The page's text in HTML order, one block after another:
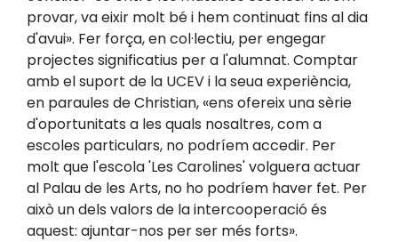
provar, va eixir molt bé i hem continuat fins al dia
d'avui». Fer força, en col·lectiu, per engegar
projectes significatius per a l'alumnat. Comptar
amb el suport de la UCEV i la seua experiència,
en paraules de Christian, «ens ofereix una sèrie
d'oportunitats a les quals nosaltres, com a
escoles particulars, no podríem accedir. Per
molt que l'escola 'Les Carolines' volguera actuar
al Palau de les Arts, no ho podríem haver fet. Per
això un dels valors de la intercooperació és
aquest: ajuntar-nos per ser més forts».